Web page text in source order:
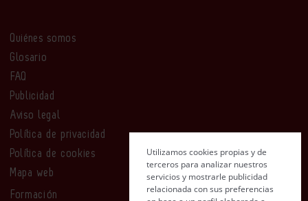
Quiénes somos
Glosario
FAQ
Publicidad
Aviso legal
Política de privacidad
Política de cookies
Mapa web
Formación
Utilizamos cookies propias y de
terceros para analizar nuestros
servicios y mostrarle publicidad
relacionada con sus preferencias